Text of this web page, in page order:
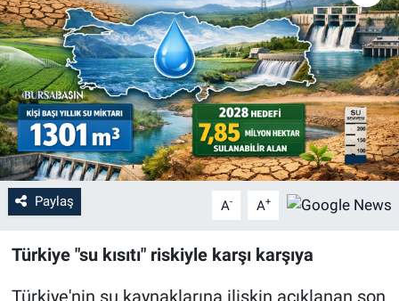
Paylaş A- A+
Türkiye "su kısıtı" riskiyle karşı karşıya
Sağlık
Eğitim
Ekonomi
Dünya
Teknoloji
Magazin